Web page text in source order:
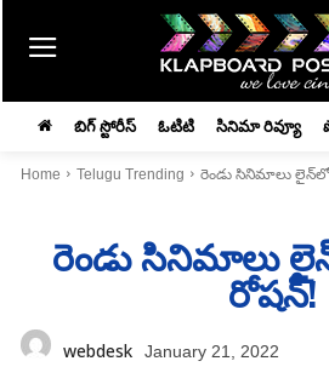
బిగ్ స్టోరీస్ ఓటిటి సినిమా రివ్యూ
Home Telugu Trending రెండు సినిమాలు
రెండు సినిమాలు
రోషన్‌!
webdesk January 21, 2022